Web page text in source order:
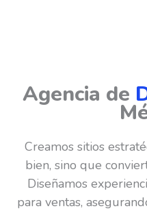
Agencia de
Creamos sitios
bien, sino que
Diseñamos
para ventas,